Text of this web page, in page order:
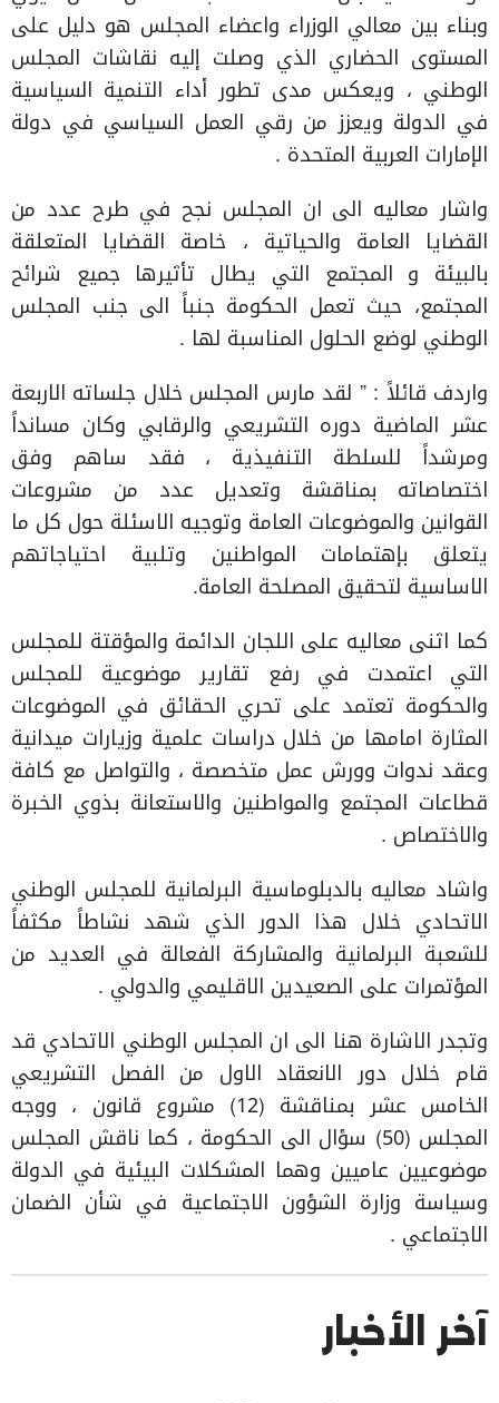
وبناء بين معالي الوزراء واعضاء المجلس هو دليل على
المستوى الحضاري الذي وصلت إليه نقاشات المجلس
الوطني ، ويعكس مدى تطور أداء التنمية السياسية
في الدولة ويعزز من رقي العمل السياسي في دولة
الإمارات العربية المتحدة .
واشار معاليه الى ان المجلس نجح في طرح عدد من
القضايا العامة والحياتية ، خاصة القضايا المتعلقة
بالبيئة و المجتمع التي يطال تأثيرها جميع شرائح
المجتمع، حيث تعمل الحكومة جنباً الى جنب المجلس
الوطني لوضع الحلول المناسبة لها .
واردف قائلاً : ” لقد مارس المجلس خلال جلساته الاربعة
عشر الماضية دوره التشريعي والرقابي وكان مسانداً
ومرشداً للسلطة التنفيذية ، فقد ساهم وفق
اختصاصاته بمناقشة وتعديل عدد من مشروعات
القوانين والموضوعات العامة وتوجيه الاسئلة حول كل ما
يتعلق بإهتمامات المواطنين وتلبية احتياجاتهم
الاساسية لتحقيق المصلحة العامة.
كما اثنى معاليه على اللجان الدائمة والمؤقتة للمجلس
التي اعتمدت في رفع تقارير موضوعية للمجلس
والحكومة تعتمد على تحري الحقائق في الموضوعات
المثارة امامها من خلال دراسات علمية وزيارات ميدانية
وعقد ندوات وورش عمل متخصصة ، والتواصل مع كافة
قطاعات المجتمع والمواطنين والاستعانة بذوي الخبرة
والاختصاص .
واشاد معاليه بالدبلوماسية البرلمانية للمجلس الوطني
الاتحادي خلال هذا الدور الذي شهد نشاطاً مكثفاً
للشعبة البرلمانية والمشاركة الفعالة في العديد من
المؤتمرات على الصعيدين الاقليمي والدولي .
وتجدر الاشارة هنا الى ان المجلس الوطني الاتحادي قد
قام خلال دور الانعقاد الاول من الفصل التشريعي
الخامس عشر بمناقشة (12) مشروع قانون ، ووجه
المجلس (50) سؤال الى الحكومة ، كما ناقش المجلس
موضوعيين عاميين وهما المشكلات البيئية في الدولة
وسياسة وزارة الشؤون الاجتماعية في شأن الضمان
الاجتماعي .
آخر الأخبار